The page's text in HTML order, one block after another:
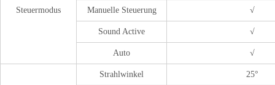
Steuermodus Manuelle Steuerung √
Sound Active √
Auto √
Strahlwinkel 25°